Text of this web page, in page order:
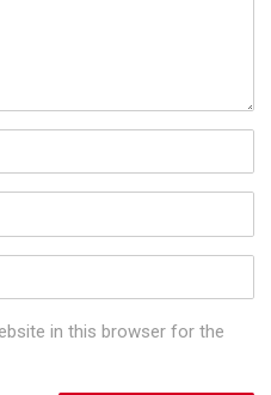
in this browser for the